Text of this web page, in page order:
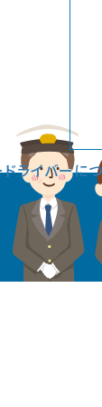
ライバーに